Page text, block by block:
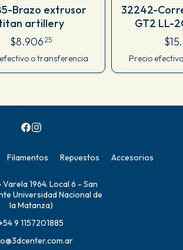
Brazo extrusor
artillery
$8.90625
o transferencia
32242-
GT2 LL-
Precio
Filamentos Repuestos Accesorios
1964. Local 6 - San
Universidad Nacional de
la Matanza)
9 1157201885